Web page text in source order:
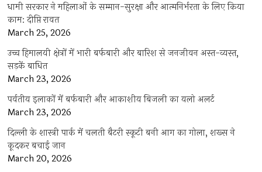
धामी सरकार ने महिलाओं के सम्मान-सुरक्षा और आत्मनिर्भरता के लिए किया
काम: दीप्ति रावत
March 25, 2026
उच्च हिमालयी क्षेत्रों में भारी बर्फबारी और बारिश से जनजीवन अस्त-व्यस्त,
सड़कें बाधित
March 23, 2026
पर्वतीय इलाकों में बर्फबारी और आकाशीय बिजली का यलो अलर्ट
March 23, 2026
दिल्ली के शास्त्री पार्क में चलती बैटरी स्कूटी बनी आग का गोला, शख्स ने
कूदकर बचाई जान
March 20, 2026